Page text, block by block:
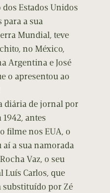
Estados Unidos
para a sua
Mundial, teve
no México,
Argentina e José
o apresentou ao
diária de jornal por
antes
filme nos EUA, o
aí a sua namorada
Vaz, o seu
Luís Carlos, que
por Zé